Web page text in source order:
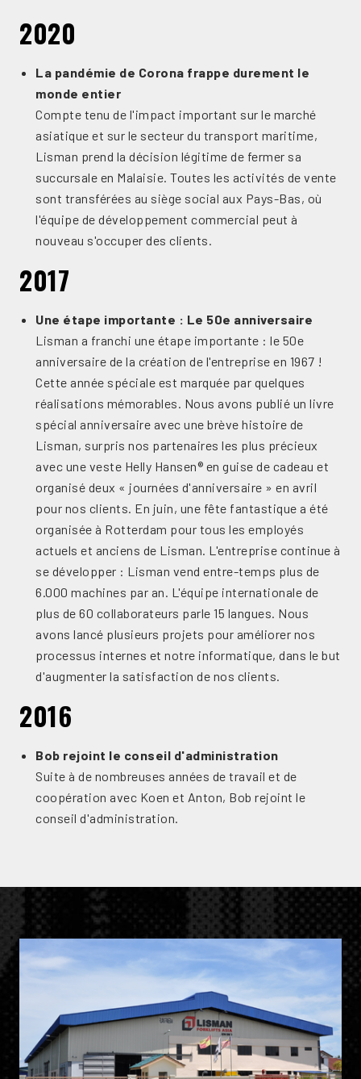
2020
La pandémie de Corona frappe durement le
monde entier
Compte tenu de l'impact important sur le marché
asiatique et sur le secteur du transport maritime,
Lisman prend la décision légitime de fermer sa
succursale en Malaisie. Toutes les activités de vente
sont transférées au siège social aux Pays-Bas, où
l'équipe de développement commercial peut à
nouveau s'occuper des clients.
2017
Une étape importante : Le 50e anniversaire
Lisman a franchi une étape importante : le 50e
anniversaire de la création de l'entreprise en 1967 !
Cette année spéciale est marquée par quelques
réalisations mémorables. Nous avons publié un livre
spécial anniversaire avec une brève histoire de
Lisman, surpris nos partenaires les plus précieux
avec une veste Helly Hansen® en guise de cadeau et
organisé deux « journées d'anniversaire » en avril
pour nos clients. En juin, une fête fantastique a été
organisée à Rotterdam pour tous les employés
actuels et anciens de Lisman. L'entreprise continue à
se développer : Lisman vend entre-temps plus de
6.000 machines par an. L'équipe internationale de
plus de 60 collaborateurs parle 15 langues. Nous
avons lancé plusieurs projets pour améliorer nos
processus internes et notre informatique, dans le but
d'augmenter la satisfaction de nos clients.
2016
Bob rejoint le conseil d'administration
Suite à de nombreuses années de travail et de
coopération avec Koen et Anton, Bob rejoint le
conseil d'administration.